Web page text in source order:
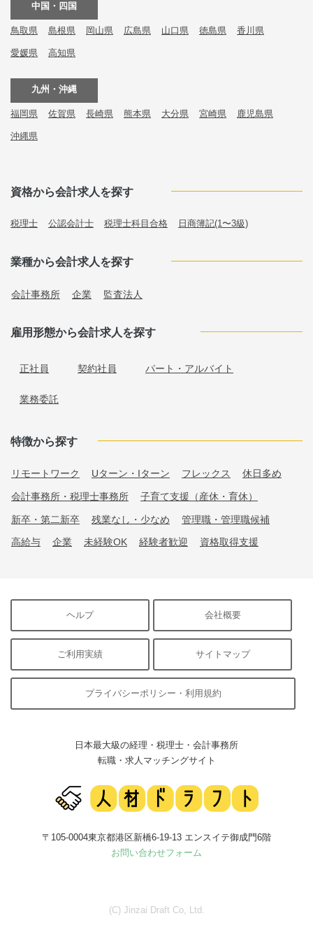
中国・四国
鳥取県 島根県 岡山県 広島県 山口県 徳島県 香川県
愛媛県 高知県
九州・沖縄
福岡県 佐賀県 長崎県 熊本県 大分県 宮崎県 鹿児島県
沖縄県
資格から会計求人を探す
税理士 公認会計士 税理士科目合格 日商簿記(1〜3級)
業種から会計求人を探す
会計事務所 企業 監査法人
雇用形態から会計求人を探す
正社員 契約社員 パート・アルバイト
業務委託
特徴から探す
リモートワーク Uターン・Iターン フレックス 休日多め
会計事務所・税理士事務所 子育て支援（産休・育休）
新卒・第二新卒 残業なし・少なめ 管理職・管理職候補
高給与 企業 未経験OK 経験者歓迎 資格取得支援
ヘルプ 会社概要
ご利用実績 サイトマップ
プライバシーポリシー・利用規約
日本最大級の経理・税理士・会計事務所
転職・求人マッチングサイト
〒105-0004東京都港区新橋6-19-13 エンスイテ御成門6階
お問い合わせフォーム
(C) Jinzai Draft Co, Ltd.